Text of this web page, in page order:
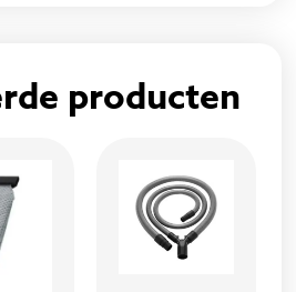
producten